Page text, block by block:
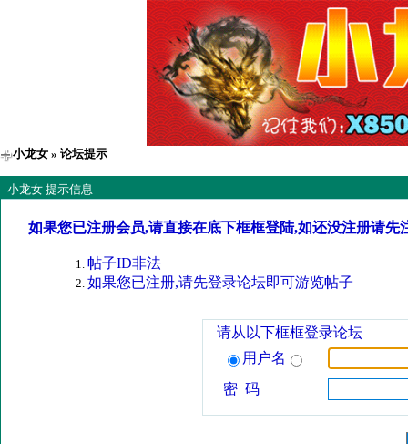
小龙女 » 论坛提示
小龙女 提示信息
如果您已注册会员,请直接在底下框框登陆,如还没注册请先
帖子ID非法
如果您已注册,请先登录论坛即可游览帖子
请从以下框框登录论坛
用户名
密 码